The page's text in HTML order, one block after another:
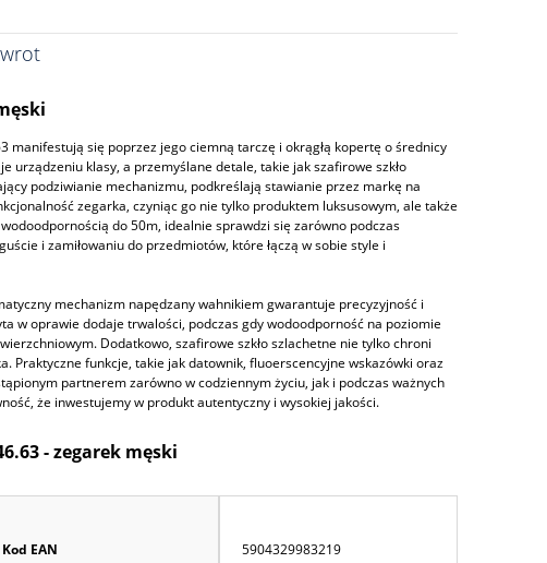
się poprzez jego ciemną tarczę i okrągłą kopertę o średnicy
urządzeniu klasy, a przemyślane detale, takie jak szafirowe szkło
podziwianie mechanizmu, podkreślają stawianie przez markę na
zegarka, czyniąc go nie tylko produktem luksusowym, ale także
do 50m, idealnie sprawdzi się zarówno podczas
i zamiłowaniu do przedmiotów, które łączą w sobie style i
mechanizm napędzany wahnikiem gwarantuje precyzyjność i
w oprawie dodaje trwalości, podczas gdy wodoodporność na poziomie
Dodatkowo, szafirowe szkło szlachetne nie tylko chroni
Praktyczne funkcje, takie jak datownik, fluoerscencyjne wskazówki oraz
partnerem zarówno w codziennym życiu, jak i podczas ważnych
że inwestujemy w produkt autentyczny i wysokiej jakości.
- zegarek męski
Kod EAN 5904329983219